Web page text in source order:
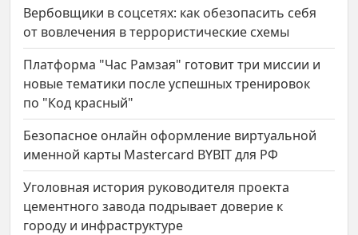
Вербовщики в соцсетях: как обезопасить себя
от вовлечения в террористические схемы
Платформа "Час Рамзая" готовит три миссии и
новые тематики после успешных тренировок
по "Код красный"
Безопасное онлайн оформление виртуальной
именной карты Mastercard BYBIT для РФ
Уголовная история руководителя проекта
цементного завода подрывает доверие к
городу и инфраструктуре